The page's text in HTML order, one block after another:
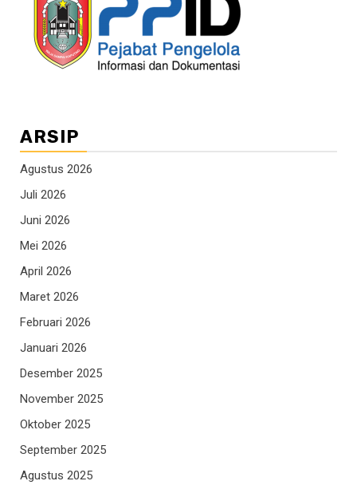
ARSIP
Agustus 2026
Juli 2026
Juni 2026
Mei 2026
April 2026
Maret 2026
Februari 2026
Januari 2026
Desember 2025
November 2025
Oktober 2025
September 2025
Agustus 2025